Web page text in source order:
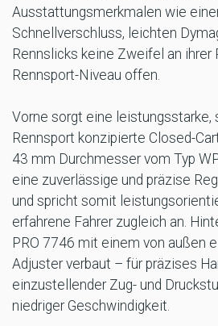
Ausstattungsmerkmalen wie
Schnellverschluss, leichten
Rennslicks keine Zweifel an ihrer
Rennsport-Niveau offen.
Vorne sorgt eine leistungsstarke,
Rennsport konzipierte Closed-
43 mm Durchmesser vom Typ
eine zuverlässige und präzise
und spricht somit
erfahrene Fahrer zugleich an.
PRO 7746 mit einem von außen
Adjuster verbaut – für präzises
einzustellender Zug- und
niedriger Geschwindigkeit.